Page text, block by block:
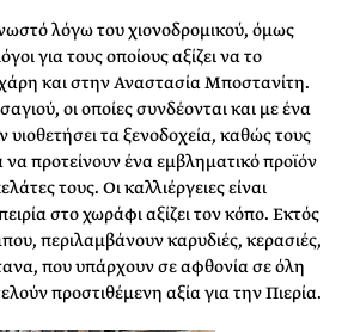
λόγω του χιονοδρομικού, όμως
για τους οποίους αξίζει να το
και στην Αναστασία Μποστανίτη.
οι οποίες συνδέονται και με ένα
τα ξενοδοχεία, καθώς τους
να προτείνουν ένα εμβληματικό προϊόν
τους. Οι καλλιέργειες είναι
στο χωράφι αξίζει τον κόπο. Εκτός
περιλαμβάνουν καρυδιές, κερασιές,
που υπάρχουν σε αφθονία σε όλη
προστιθέμενη αξία για την Πιερία.